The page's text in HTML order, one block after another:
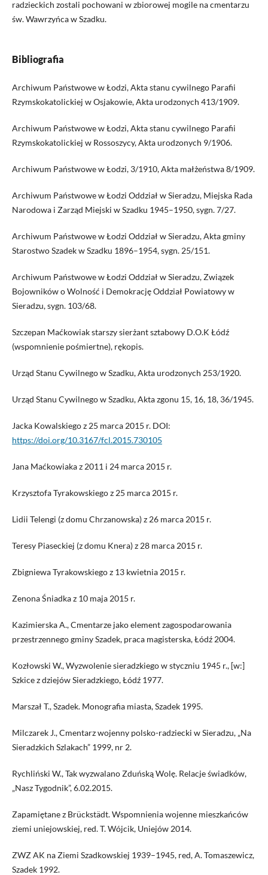
radzieckich zostali pochowani w zbiorowej mogile na cmentarzu
św. Wawrzyńca w Szadku.
Bibliografia
Archiwum Państwowe w Łodzi, Akta stanu cywilnego Parafii
Rzymskokatolickiej w Osjakowie, Akta urodzonych 413/1909.
Archiwum Państwowe w Łodzi, Akta stanu cywilnego Parafii
Rzymskokatolickiej w Rossoszycy, Akta urodzonych 9/1906.
Archiwum Państwowe w Łodzi, 3/1910, Akta małżeństwa 8/1909.
Archiwum Państwowe w Łodzi Oddział w Sieradzu, Miejska Rada
Narodowa i Zarząd Miejski w Szadku 1945–1950, sygn. 7/27.
Archiwum Państwowe w Łodzi Oddział w Sieradzu, Akta gminy
Starostwo Szadek w Szadku 1896–1954, sygn. 25/151.
Archiwum Państwowe w Łodzi Oddział w Sieradzu, Związek
Bojowników o Wolność i Demokrację Oddział Powiatowy w
Sieradzu, sygn. 103/68.
Szczepan Maćkowiak starszy sierżant sztabowy D.O.K Łódź
(wspomnienie pośmiertne), rękopis.
Urząd Stanu Cywilnego w Szadku, Akta urodzonych 253/1920.
Urząd Stanu Cywilnego w Szadku, Akta zgonu 15, 16, 18, 36/1945.
Jacka Kowalskiego z 25 marca 2015 r. DOI:
https://doi.org/10.3167/fcl.2015.730105
Jana Maćkowiaka z 2011 i 24 marca 2015 r.
Krzysztofa Tyrakowskiego z 25 marca 2015 r.
Lidii Telengi (z domu Chrzanowska) z 26 marca 2015 r.
Teresy Piaseckiej (z domu Knera) z 28 marca 2015 r.
Zbigniewa Tyrakowskiego z 13 kwietnia 2015 r.
Zenona Śniadka z 10 maja 2015 r.
Kazimierska A., Cmentarze jako element zagospodarowania
przestrzennego gminy Szadek, praca magisterska, Łódź 2004.
Kozłowski W., Wyzwolenie sieradzkiego w styczniu 1945 r., [w:]
Szkice z dziejów Sieradzkiego, Łódź 1977.
Marszał T., Szadek. Monografia miasta, Szadek 1995.
Milczarek J., Cmentarz wojenny polsko-radziecki w Sieradzu, „Na
Sieradzkich Szlakach” 1999, nr 2.
Rychliński W., Tak wyzwalano Zduńską Wolę. Relacje świadków,
„Nasz Tygodnik”, 6.02.2015.
Zapamiętane z Brückstädt. Wspomnienia wojenne mieszkańców
ziemi uniejowskiej, red. T. Wójcik, Uniejów 2014.
ZWZ AK na Ziemi Szadkowskiej 1939–1945, red, A. Tomaszewicz,
Szadek 1992.